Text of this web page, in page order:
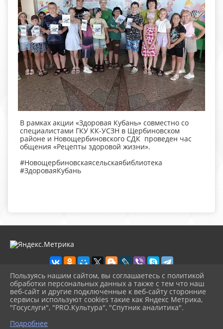
В рамках акции «Здоровая Кубань» совместно со
специалистами ГКУ КК-УСЗН в Щербиновском
районе и Новощербиновского СДК проведен час
общения «Рецепты здоровой жизни».
#Новощербиновскаясельскаябиблиотека
#ЗдороваяКубань
2026 г. novosb.sherbok.ru
Вход
Карта сайта
Политика обработки персональных данных
Пользуясь нашим сайтом, вы соглашаетесь с политикой
обработки персональных данных а также с тем что наш
веб-сайт и другие подключенные к веб-сайту сторонние
сервисы используют cookies такие как Яндекс Метрика,
"Госуслуги", "PRO.Культура", "Спутник аналитика".
Подробнее